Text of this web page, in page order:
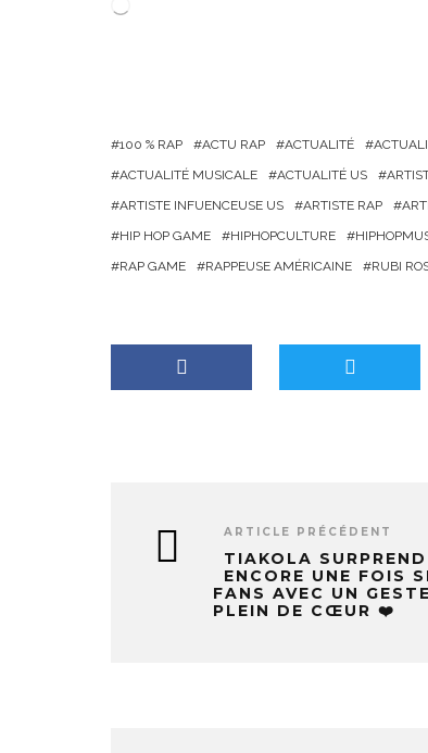
100 % RAP ACTU RAP ACTUALITÉ
ACTUALITÉ MUSICALE
ACTUALITÉ US
ARTISTE INFUENCEUSE US
ARTISTE RAP
HIP HOP GAME
HIPHOPCULTURE
RAP GAME
RAPPEUSE AMÉRICAINE RUBI
ARTICLE PRÉCÉDENT
TIAKOLA SURPREND
ENCORE UNE FOIS
FANS AVEC UN GESTE
PLEIN DE CŒUR ❤️